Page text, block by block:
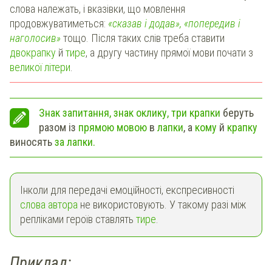
слова належать, і вказівки, що мовлення
продовжуватиметься: «сказав і додав», «попередив і
наголосив» тощо. Після таких слів треба ставити
двокрапку й тире, а другу частину прямої мови почати з
великої літери.
Знак запитання, знак оклику, три крапки беруть
разом із прямою мовою в лапки, а кому й крапку
виносятьза лапки.
Інколи для передачі емоційності, експресивності
слова автора не використовують. У такому разі між
репліками героїв ставлять тире.